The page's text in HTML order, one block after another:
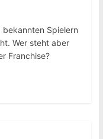
bekannten Spielern
Wer steht aber
Franchise?